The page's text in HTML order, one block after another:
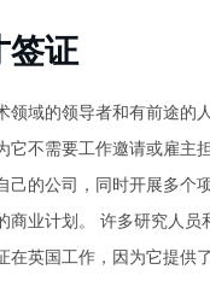
签证
领域的领导者和有前途的
它不需要工作邀请或雇主
己的公司，同时开展多个
商业计划。 许多研究人员
在英国工作，因为它提供